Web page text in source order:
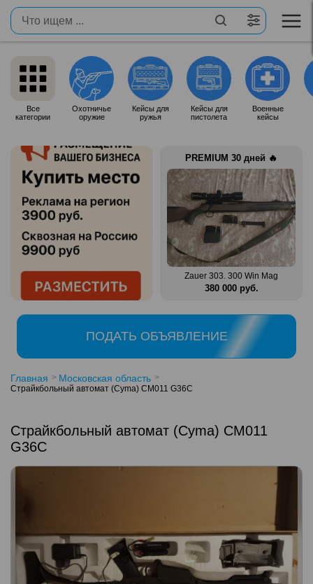
Все
категории
Охотничье
оружие
Кейсы для
ружья
Кейсы для
пистолета
Военные
кейсы
PREMIUM 30 дней 🔥
Mag Benelli Montefeltro 12/76
150 000 руб.
Zauer 303. 300 Win Mag
380 000 руб.
ПОДАТЬ ОБЪЯВЛЕНИЕ
Главная Московская область
Страйкбольный автомат (Cyma) CM011 G36C
Страйкбольный автомат (Cyma) CM011
G36C